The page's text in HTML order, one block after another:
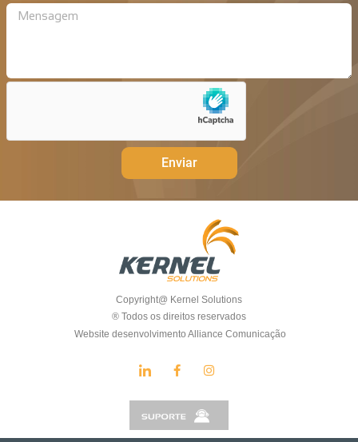
Enviar
Copyright@ Kernel Solutions
® Todos os direitos reservados
Website desenvolvimento Alliance Comunicação